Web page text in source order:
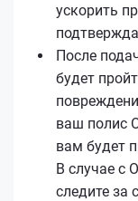
ускорить
После
будет
ваш полис
вам будет
В случае с
следите за